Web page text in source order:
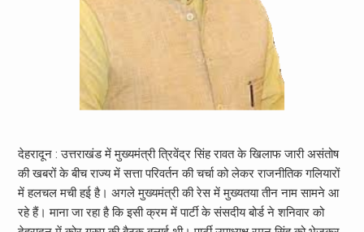
देहरादून : उत्तराखंड में मुख्यमंत्री त्रिवेंद्र सिंह रावत के खिलाफ जारी असंतोष
की खबरों के बीच राज्य में सत्ता परिवर्तन की चर्चा को लेकर राजनीतिक गलियारों
में हलचल मची हई है। अगले मुख्यमंत्री की रेस में मुख्यतया तीन नाम सामने आ
रहे हैं। माना जा रहा है कि इसी क्रम में पार्टी के संसदीय बोर्ड ने शनिवार को